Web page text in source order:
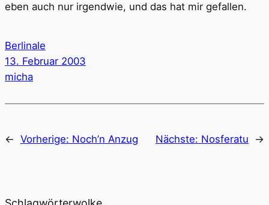
eben auch nur irgendwie, und das hat mir gefallen.
Berlinale
13. Februar 2003
micha
← Vorherige: Noch’n Anzug Nächste: Nosferatu →